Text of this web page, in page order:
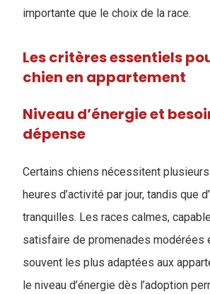
importante que le choix de la race.
Les critères essentiels
chien en appartement
Niveau d’énergie et
dépense
Certains chiens nécessitent plusieurs
heures d’activité par jour, tandis que
tranquilles. Les races calmes,
satisfaire de promenades modérées
souvent les plus adaptées aux
le niveau d’énergie dès l’adoption